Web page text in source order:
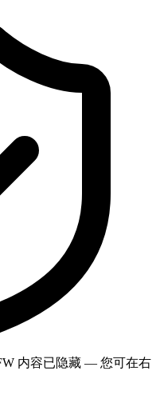
内容已隐藏 — 您可在右